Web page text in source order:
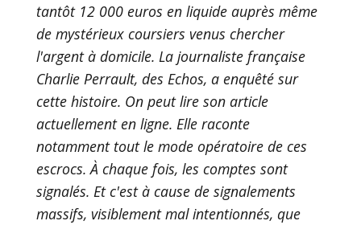
tantôt 12 000 euros en liquide auprès même
de mystérieux coursiers venus chercher
l'argent à domicile. La journaliste française
Charlie Perrault, des Echos, a enquêté sur
cette histoire. On peut lire son article
actuellement en ligne. Elle raconte
notamment tout le mode opératoire de ces
escrocs. À chaque fois, les comptes sont
signalés. Et c'est à cause de signalements
massifs, visiblement mal intentionnés, que